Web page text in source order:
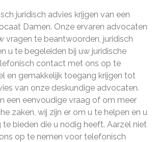
juridisch advies krijgen van een
Damen. Onze ervaren advocaten
vragen te beantwoorden, juridisch
u te begeleiden bij uw juridische
contact met ons op te
en gemakkelijk toegang krijgen tot
van onze deskundige advocaten.
een eenvoudige vraag of om meer
zaken, wij zijn er om u te helpen en u
te bieden die u nodig heeft. Aarzel niet
op te nemen voor telefonisch